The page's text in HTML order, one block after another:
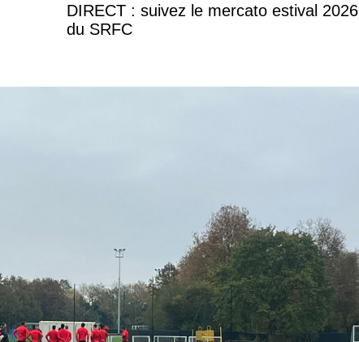
DIRECT : suivez le mercato estival 2026
du SRFC